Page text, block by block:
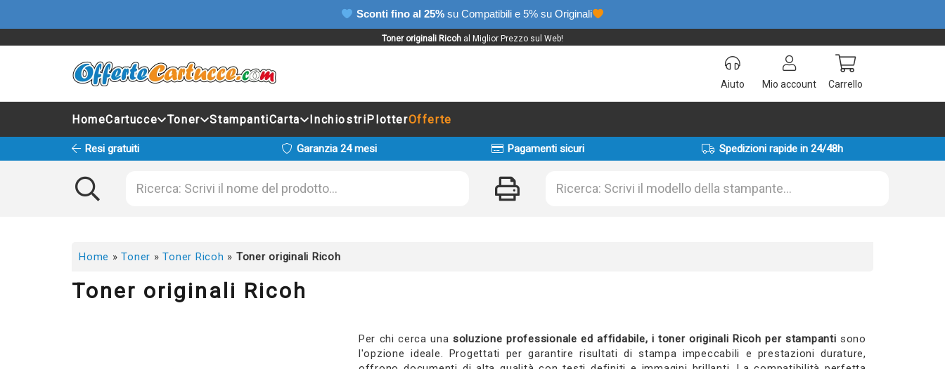
Sconti fino al 25% su Compatibili e 5% su Originali
Toner originali Ricoh al Miglior Prezzo sul Web!
Aiuto Mio account Carrello
HomeCartucce Toner StampantiCarta InchiostriPlotterOfferte
Resi gratuiti Garanzia 24 mesi Pagamenti sicuri Spedizioni rapide in 24/48h
Home »Toner »Toner Ricoh » Toner originali Ricoh
Toner originali Ricoh
Per chi cerca una soluzione professionale ed affidabile, i toner originali Ricoh per stampanti sono
l'opzione ideale. Progettati per garantire risultati di stampa impeccabili e prestazioni durature,